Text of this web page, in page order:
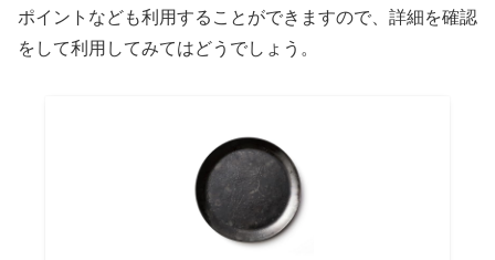
ポイントなども利用することができますので、詳細を確認
をして利用してみてはどうでしょう。